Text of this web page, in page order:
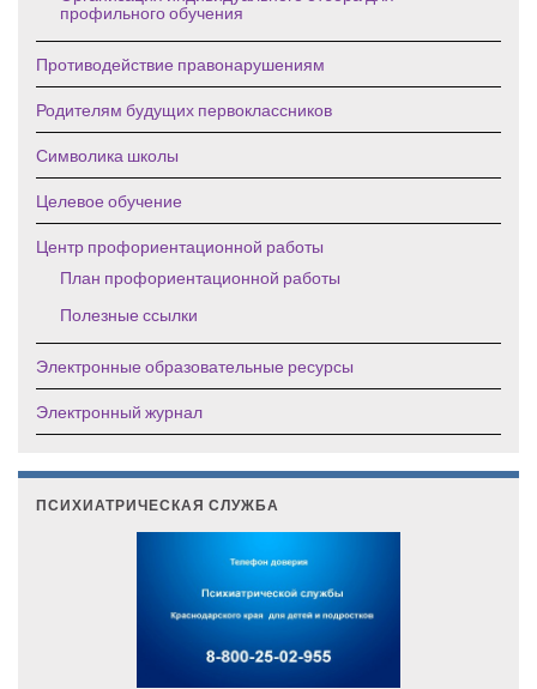
профильного обучения
Противодействие правонарушениям
Родителям будущих первоклассников
Символика школы
Целевое обучение
Центр профориентационной работы
План профориентационной работы
Полезные ссылки
Электронные образовательные ресурсы
Электронный журнал
ПСИХИАТРИЧЕСКАЯ СЛУЖБА